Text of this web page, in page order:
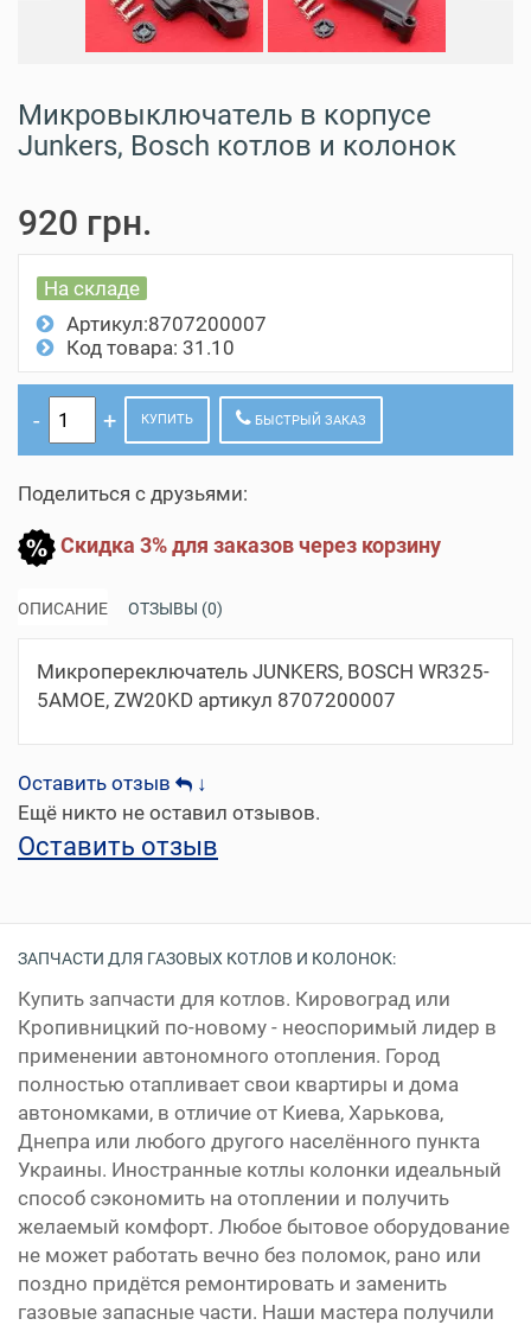
Микровыключатель в корпусе
Junkers, Bosch котлов и колонок
920 грн.
На складе
Артикул:8707200007
Код товара: 31.10
КУПИТЬ БЫСТРЫЙ ЗАКАЗ
Поделиться с друзьями:
Скидка 3% для заказов через корзину
ОПИСАНИЕ ОТЗЫВЫ (0)
Микропереключатель JUNKERS, BOSCH WR325-
5AMOE, ZW20KD артикул 8707200007
Оставить отзыв
↓
Ещё никто не оставил отзывов.
Оставить отзыв
ЗАПЧАСТИ ДЛЯ ГАЗОВЫХ КОТЛОВ И КОЛОНОК:
Купить запчасти для котлов. Кировоград или
Кропивницкий по-новому - неоспоримый лидер в
применении автономного отопления. Город
полностью отапливает свои квартиры и дома
автономками, в отличие от Киева, Харькова,
Днепра или любого другого населённого пункта
Украины. Иностранные котлы колонки идеальный
способ сэкономить на отоплении и получить
желаемый комфорт. Любое бытовое оборудование
не может работать вечно без поломок, рано или
поздно придётся ремонтировать и заменить
газовые запасные части. Наши мастера получили